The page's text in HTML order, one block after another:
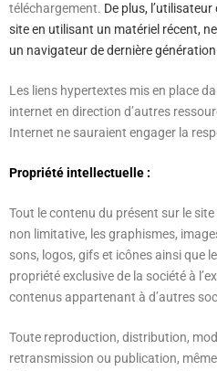
téléchargement. De plus,
site en utilisant un matériel récent,
un navigateur de dernière
Les liens hypertextes mis en place
internet en direction d’autres
Internet ne sauraient engager la
Propriété intellectuelle :
Tout le contenu du présent sur le site
non limitative, les graphismes,
sons, logos, gifs et icônes ainsi que
propriété exclusive de la société à
contenus appartenant à d’autres
Toute reproduction, distribution,
retransmission ou publication,